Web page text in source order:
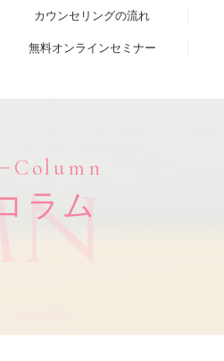
カウンセリングの流れ
無料オンラインセミナー
Column
ラム